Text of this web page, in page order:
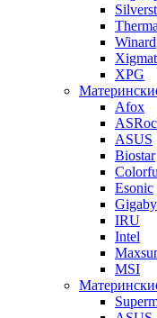
Winard
XPG
Afox
ASUS
Biostar
Esonic
IRU
Intel
MSI